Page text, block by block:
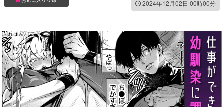
2024年12月02日 00時00分